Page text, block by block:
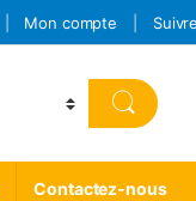
Mon compte
Contactez-nous